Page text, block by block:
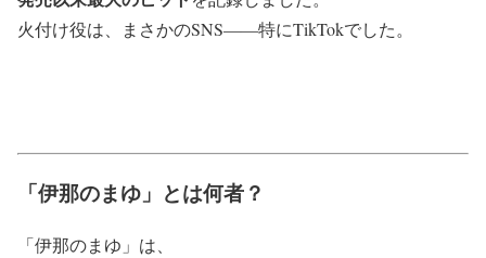
火付け役は、まさかのSNS――特にTikTokでした。
「伊那のまゆ」とは何者？
「伊那のまゆ」は、